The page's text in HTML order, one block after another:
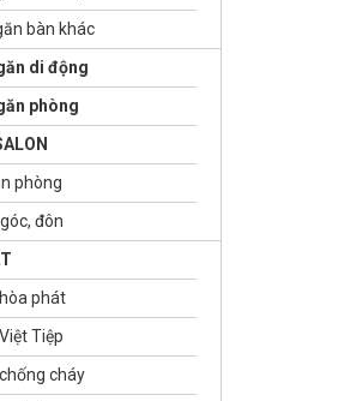
bàn khác
di động
phòng
phòng
đôn
phát
Tiệp
cháy